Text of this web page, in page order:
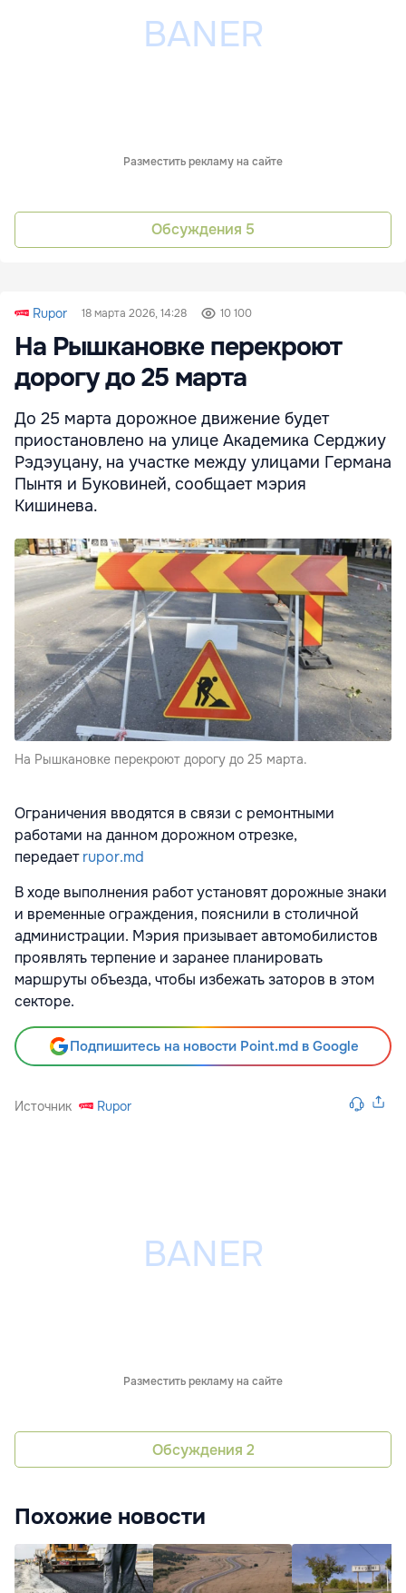
Разместить рекламу на сайте
Обсуждения 5
Rupor 18 марта 2026, 14:28 10 100
На Рышкановке перекроют
дорогу до 25 марта
До 25 марта дорожное движение будет
приостановлено на улице Академика Серджиу
Рэдэуцану, на участке между улицами Германа
Пынтя и Буковиней, сообщает мэрия
Кишинева.
На Рышкановке перекроют дорогу до 25 марта.
Ограничения вводятся в связи с ремонтными
работами на данном дорожном отрезке,
передаетrupor.md
В ходе выполнения работ установят дорожные знаки
и временные ограждения, пояснили в столичной
администрации. Мэрия призывает автомобилистов
проявлять терпение и заранее планировать
маршруты объезда, чтобы избежать заторов в этом
секторе.
Подпишитесь на новости Point.md в Google
Источник Rupor
Разместить рекламу на сайте
Обсуждения 2
Похожие новости